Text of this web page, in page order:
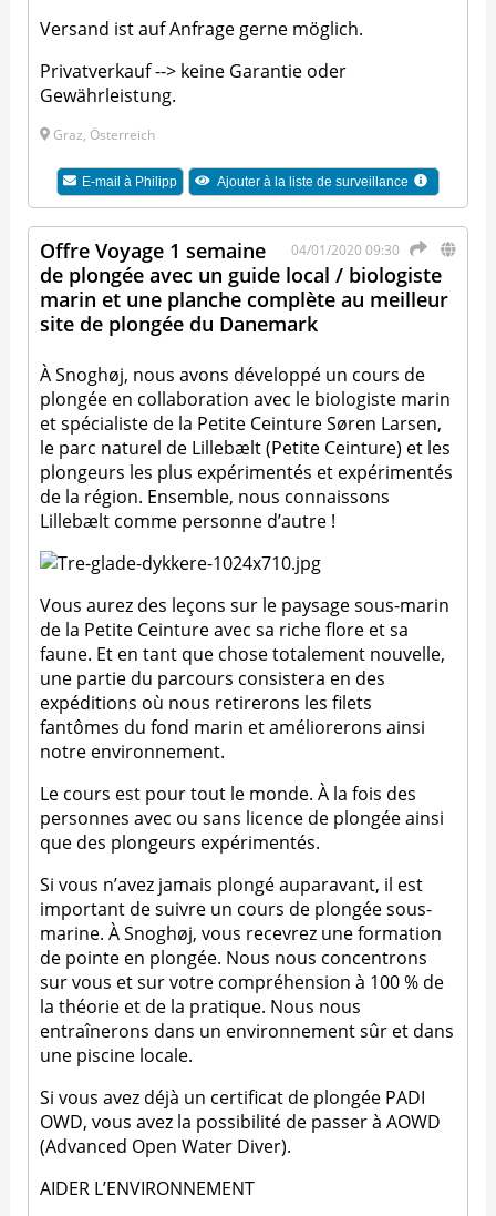
Versand ist auf Anfrage gerne möglich.
Privatverkauf --> keine Garantie oder
Gewährleistung.
Graz, Österreich
E-mail à Philipp Ajouter à la liste de surveillance
04/01/2020 09:30
Offre Voyage 1 semaine
de plongée avec un guide local / biologiste
marin et une planche complète au meilleur
site de plongée du Danemark
À Snoghøj, nous avons développé un cours de
plongée en collaboration avec le biologiste marin
et spécialiste de la Petite Ceinture Søren Larsen,
le parc naturel de Lillebælt (Petite Ceinture) et les
plongeurs les plus expérimentés et expérimentés
de la région. Ensemble, nous connaissons
Lillebælt comme personne d’autre !
Vous aurez des leçons sur le paysage sous-marin
de la Petite Ceinture avec sa riche flore et sa
faune. Et en tant que chose totalement nouvelle,
une partie du parcours consistera en des
expéditions où nous retirerons les filets
fantômes du fond marin et améliorerons ainsi
notre environnement.
Le cours est pour tout le monde. À la fois des
personnes avec ou sans licence de plongée ainsi
que des plongeurs expérimentés.
Si vous n’avez jamais plongé auparavant, il est
important de suivre un cours de plongée sous-
marine. À Snoghøj, vous recevrez une formation
de pointe en plongée. Nous nous concentrons
sur vous et sur votre compréhension à 100 % de
la théorie et de la pratique. Nous nous
entraînerons dans un environnement sûr et dans
une piscine locale.
Si vous avez déjà un certificat de plongée PADI
OWD, vous avez la possibilité de passer à AOWD
(Advanced Open Water Diver).
AIDER L’ENVIRONNEMENT